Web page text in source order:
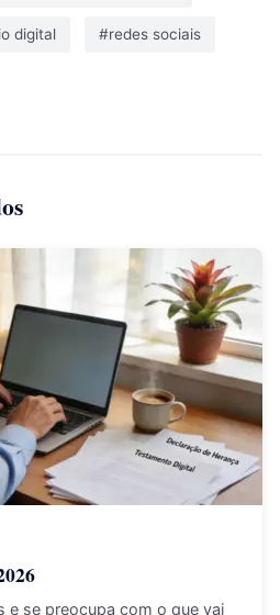
digital #redes sociais
e se preocupa com o que vai